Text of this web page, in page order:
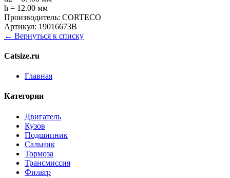
h = 12.00 мм
Производитель: CORTECO
Артикул: 19016673B
← Вернуться к списку
Catsize.ru
Главная
Категории
Двигатель
Кузов
Подшипник
Сальник
Тормоза
Трансмиссия
Фильтр